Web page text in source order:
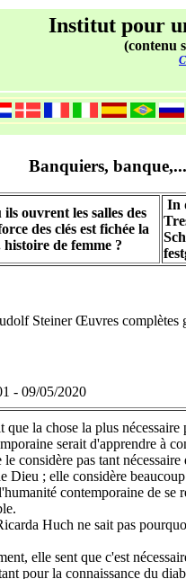
Institut pour
(contenu
Banquiers,
ouvrent les salles des
des clés est fichée la
de femme ?
In
Steiner Œuvres
- 09/05/2020
la chose la plus nécessaire
serait d'apprendre à
considère pas tant nécessaire
Dieu ; elle considère
contemporaine de se
Huch ne sait pas
elle sent que c'est
pour la connaissance du